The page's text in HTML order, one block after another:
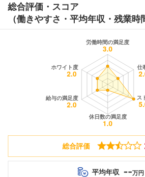
総合評価・スコア
（働きやすさ・平均年収・残業時
総合評価
平均年収 --万円